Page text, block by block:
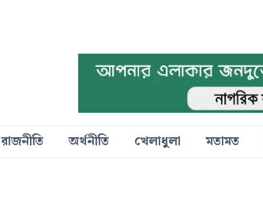
রাজনীতি অর্থনীতি খেলাধুলা মতামত